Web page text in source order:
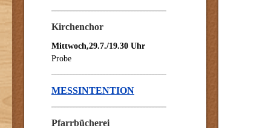
Kirchenchor
Mittwoch,29.7./19.30 Uhr
Probe
MESSINTENTION
Pfarrbücherei